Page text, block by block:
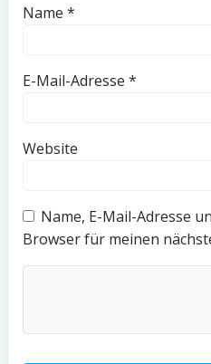
Name *
E-Mail-Adresse *
Website
Name, E-Mail-Adresse
Browser für meinen